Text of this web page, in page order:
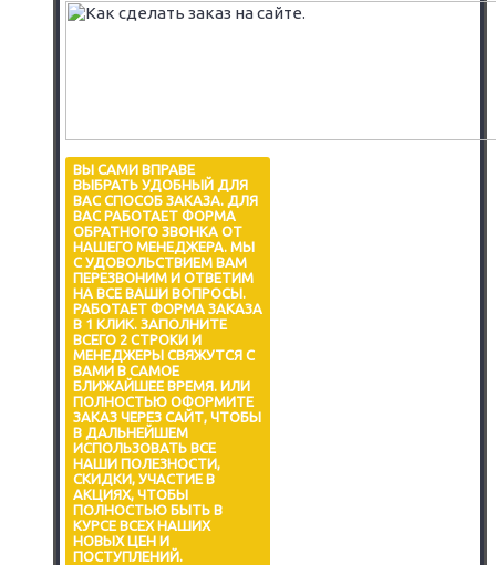
ВЫ САМИ ВПРАВЕ
ВЫБРАТЬ УДОБНЫЙ ДЛЯ
ВАС СПОСОБ ЗАКАЗА. ДЛЯ
ВАС РАБОТАЕТ ФОРМА
ОБРАТНОГО ЗВОНКА ОТ
НАШЕГО МЕНЕДЖЕРА. МЫ
С УДОВОЛЬСТВИЕМ ВАМ
ПЕРЕЗВОНИМ И ОТВЕТИМ
НА ВСЕ ВАШИ ВОПРОСЫ.
РАБОТАЕТ ФОРМА ЗАКАЗА
В 1 КЛИК. ЗАПОЛНИТЕ
ВСЕГО 2 СТРОКИ И
МЕНЕДЖЕРЫ СВЯЖУТСЯ С
ВАМИ В САМОЕ
БЛИЖАЙШЕЕ ВРЕМЯ. ИЛИ
ПОЛНОСТЬЮ ОФОРМИТЕ
ЗАКАЗ ЧЕРЕЗ САЙТ, ЧТОБЫ
В ДАЛЬНЕЙШЕМ
ИСПОЛЬЗОВАТЬ ВСЕ
НАШИ ПОЛЕЗНОСТИ,
СКИДКИ, УЧАСТИЕ В
АКЦИЯХ, ЧТОБЫ
ПОЛНОСТЬЮ БЫТЬ В
КУРСЕ ВСЕХ НАШИХ
НОВЫХ ЦЕН И
ПОСТУПЛЕНИЙ.